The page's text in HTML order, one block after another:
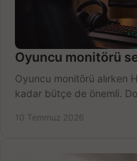
Oyuncu monitörü
Oyuncu monitörü alırken
kadar bütçe de önemli.
10 Temmuz 2026